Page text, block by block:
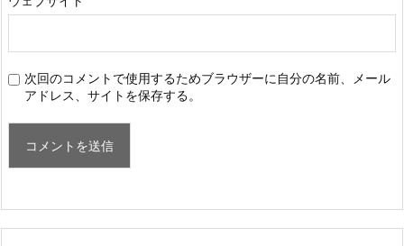
次回のコメントで使用するためブラウザーに自分の名前、メール
アドレス、サイトを保存する。